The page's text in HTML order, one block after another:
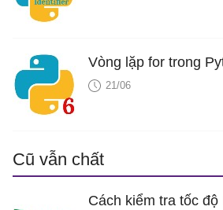
Vòng lặp for trong
21/06
Cũ vẫn chất
Cách kiểm tra tốc